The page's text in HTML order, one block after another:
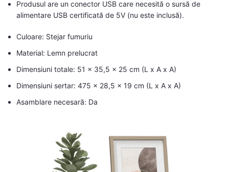
Produsul are un conector USB care necesită o sursă de
alimentare USB certificată de 5V (nu este inclusă).
Culoare: Stejar fumuriu
Material: Lemn prelucrat
Dimensiuni totale: 51 x 35,5 x 25 cm (L x A x A)
Dimensiuni sertar: 475 x 28,5 x 19 cm (L x A x A)
Asamblare necesară: Da